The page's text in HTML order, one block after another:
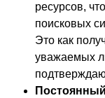
ресурсов,
поисковых
Это как
уважаемых